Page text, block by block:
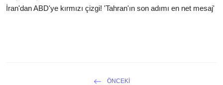
İran'dan ABD'ye kırmızı çizgi! 'Tahran'ın son adımı en net mesaj'
ÖNCEKI